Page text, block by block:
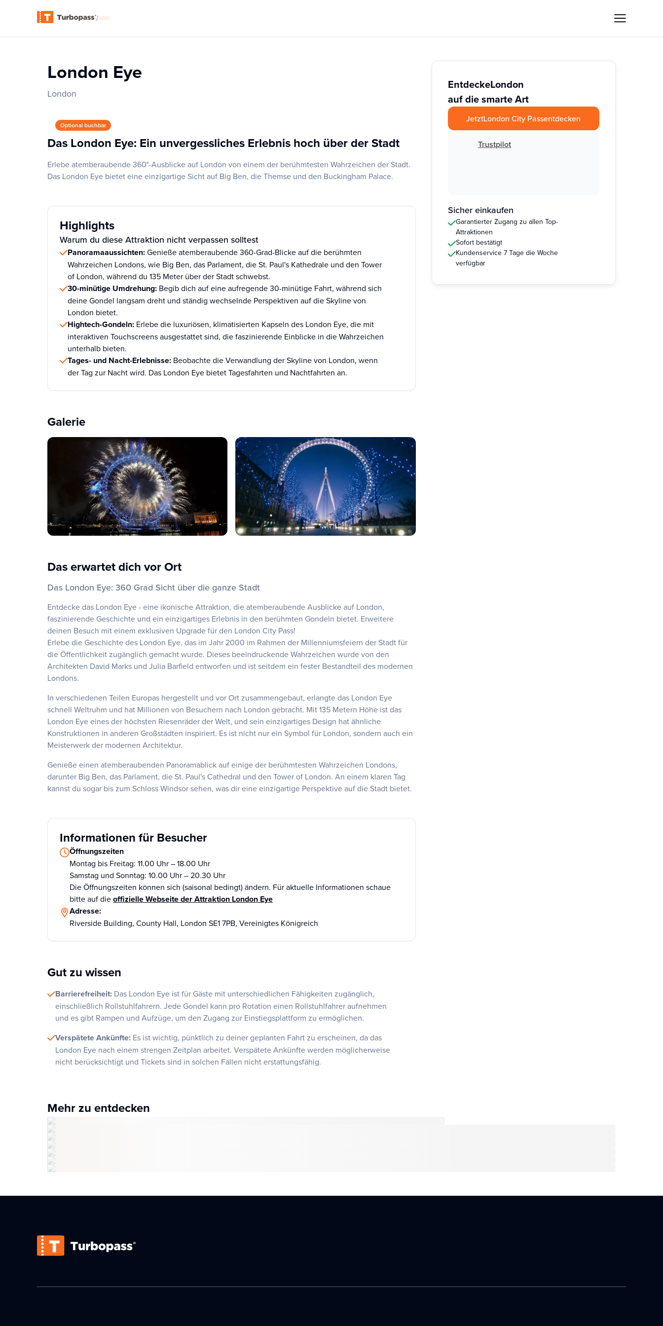
/
London Eye
London
Optional buchbar
Das London Eye: Ein unvergessliches Erlebnis hoch über der Stadt
Erlebe atemberaubende 360°-Ausblicke auf London von einem der berühmtesten Wahrzeichen der Stadt.
Das London Eye bietet eine einzigartige Sicht auf Big Ben, die Themse und den Buckingham Palace.
Highlights
Warum du diese Attraktion nicht verpassen solltest
Panoramaaussichten:Genieße atemberaubende 360-Grad-Blicke auf die berühmten
Wahrzeichen Londons, wie Big Ben, das Parlament, die St. Paul's Kathedrale und den Tower
of London, während du 135 Meter über der Stadt schwebst.
30-minütige Umdrehung: Begib dich auf eine aufregende 30-minütige Fahrt, während sich
deine Gondel langsam dreht und ständig wechselnde Perspektiven auf die Skyline von
London bietet.
Hightech-Gondeln: Erlebe die luxuriösen, klimatisierten Kapseln des London Eye, die mit
interaktiven Touchscreens ausgestattet sind, die faszinierende Einblicke in die Wahrzeichen
unterhalb bieten.
Tages- und Nacht-Erlebnisse: Beobachte die Verwandlung der Skyline von London, wenn
der Tag zur Nacht wird. Das London Eye bietet Tagesfahrten und Nachtfahrten an.
Galerie
Das erwartet dich vor Ort
Das London Eye: 360 Grad Sicht über die ganze Stadt
Entdecke das London Eye - eine ikonische Attraktion, die atemberaubende Ausblicke auf London,
faszinierende Geschichte und ein einzigartiges Erlebnis in den berühmten Gondeln bietet. Erweitere
deinen Besuch mit einem exklusiven Upgrade für den London City Pass!
Erlebe die Geschichte des London Eye, das im Jahr 2000 im Rahmen der Millenniumsfeiern der Stadt für
die Öffentlichkeit zugänglich gemacht wurde. Dieses beeindruckende Wahrzeichen wurde von den
Architekten David Marks und Julia Barfield entworfen und ist seitdem ein fester Bestandteil des modernen
Londons.
In verschiedenen Teilen Europas hergestellt und vor Ort zusammengebaut, erlangte das London Eye
schnell Weltruhm und hat Millionen von Besuchern nach London gebracht. Mit 135 Metern Höhe ist das
London Eye eines der höchsten Riesenräder der Welt, und sein einzigartiges Design hat ähnliche
Konstruktionen in anderen Großstädten inspiriert. Es ist nicht nur ein Symbol für London, sondern auch ein
Meisterwerk der modernen Architektur.
Genieße einen atemberaubenden Panoramablick auf einige der berühmtesten Wahrzeichen Londons,
darunter Big Ben, das Parlament, die St. Paul's Cathedral und den Tower of London. An einem klaren Tag
kannst du sogar bis zum Schloss Windsor sehen, was dir eine einzigartige Perspektive auf die Stadt bietet.
Informationen für Besucher
Öffnungszeiten
Montag bis Freitag: 11.00 Uhr – 18.00 Uhr
Samstag und Sonntag: 10.00 Uhr – 20.30 Uhr
Die Öffnungszeiten können sich (saisonal bedingt) ändern. Für aktuelle Informationen schaue
bitte auf dieoffizielle Webseite der Attraktion London Eye
Adresse:
Riverside Building, County Hall, London SE1 7PB, Vereinigtes Königreich
Gut zu wissen
Barrierefreiheit: Das London Eye ist für Gäste mit unterschiedlichen Fähigkeiten zugänglich,
einschließlich Rollstuhlfahrern. Jede Gondel kann pro Rotation einen Rollstuhlfahrer aufnehmen
und es gibt Rampen und Aufzüge, um den Zugang zur Einstiegsplattform zu ermöglichen.
Verspätete Ankünfte: Es ist wichtig, pünktlich zu deiner geplanten Fahrt zu erscheinen, da das
London Eye nach einem strengen Zeitplan arbeitet. Verspätete Ankünfte werden möglicherweise
nicht berücksichtigt und Tickets sind in solchen Fällen nicht erstattungsfähig.
EntdeckeLondon
auf die smarte Art
JetztLondon City Passentdecken
Trustpilot
Sicher einkaufen
Garantierter Zugang zu allen Top-
Attraktionen
Sofort bestätigt
Kundenservice 7 Tage die Woche
verfügbar
Mehr zu entdecken